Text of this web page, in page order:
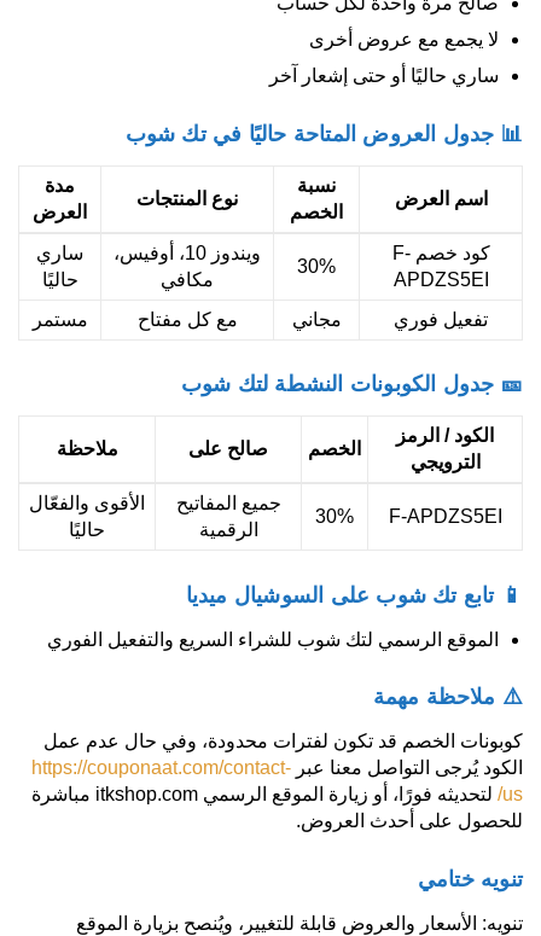
لا يجمع مع عروض أخرى
ساري حاليًا أو حتى إشعار آخر
📊 جدول العروض المتاحة حاليًا في تك شوب
اسم العرض
نسبة
الخصم
نوع المنتجات
مدة
العرض
كود خصم F-
APDZS5EI
30%
ويندوز 10، أوفيس،
مكافي
ساري
حاليًا
تفعيل فوري
مجاني مع كل مفتاح مستمر
🎫 جدول الكوبونات النشطة لتك شوب
الكود / الرمز
الترويجي
الخصم صالح على ملاحظة
F-APDZS5EI
30%
جميع المفاتيح
الرقمية
الأقوى والفعّال
حاليًا
📱 تابع تك شوب على السوشيال ميديا
الموقع الرسمي لتك شوب للشراء السريع والتفعيل الفوري
⚠️ ملاحظة مهمة
كوبونات الخصم قد تكون لفترات محدودة، وفي حال عدم عمل
الكود يُرجى التواصل معنا عبر https://couponaat.com/contact-
us/
لتحديثه فورًا، أو زيارة الموقع الرسمي itkshop.com مباشرة
للحصول على أحدث العروض.
تنويه ختامي
تنويه: الأسعار والعروض قابلة للتغيير، ويُنصح بزيارة الموقع